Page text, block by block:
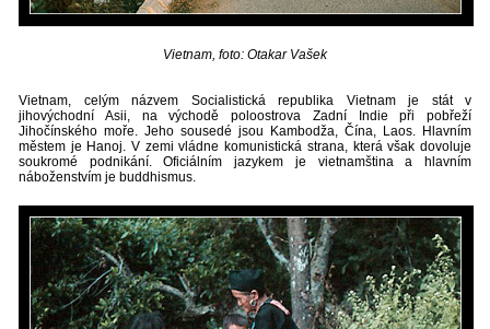
Vietnam, foto: Otakar Vašek
Vietnam, celým názvem Socialistická republika Vietnam je stát v
jihovýchodní Asii, na východě poloostrova Zadní Indie při pobřeží
Jihočínského moře. Jeho sousedé jsou Kambodža, Čína, Laos. Hlavním
městem je Hanoj. V zemi vládne komunistická strana, která však dovoluje
soukromé podnikání. Oficiálním jazykem je vietnamština a hlavním
náboženstvím je buddhismus.